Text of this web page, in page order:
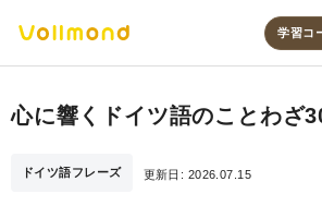
学習コ
心に響くドイツ語のことわざ
ドイツ語フレーズ 更新日: 2026.07.15